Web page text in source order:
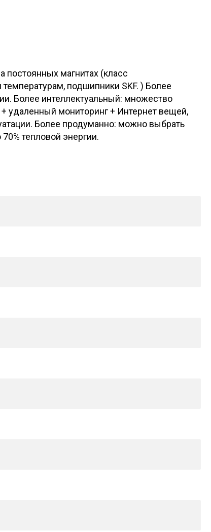
магнитах (класс
подшипники SKF. ) Более
Более интеллектуальный: множество
удаленный мониторинг + Интернет вещей,
Более продуманно: можно выбрать
тепловой энергии.